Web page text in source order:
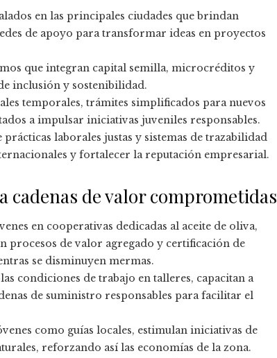
en las principales ciudades que brindan
de apoyo para transformar ideas en proyectos
que integran capital semilla, microcréditos y
inclusión y sostenibilidad.
temporales, trámites simplificados para nuevos
a impulsar iniciativas juveniles responsables.
laborales justas y sistemas de trazabilidad
y fortalecer la reputación empresarial.
cadenas de valor comprometidas
en cooperativas dedicadas al aceite de oliva,
procesos de valor agregado y certificación de
se disminuyen mermas.
condiciones de trabajo en talleres, capacitan a
de suministro responsables para facilitar el
como guías locales, estimulan iniciativas de
reforzando así las economías de la zona.